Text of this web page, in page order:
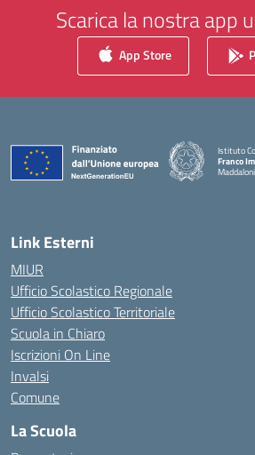
Scarica la nostra app
App Store
Istituto
Franco
Maddaloni
Link Esterni
MIUR
Ufficio Scolastico Regionale
Ufficio Scolastico Territoriale
Scuola in Chiaro
Iscrizioni On Line
Invalsi
Comune
La Scuola